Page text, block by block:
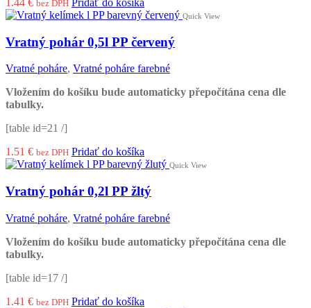
bez DPH
Quick View
Vratný pohár 0,5l PP červený
Vratné poháre, Vratné poháre farebné
Vložením do košíku bude automaticky přepočítána cena dle
tabulky.
[table id=21 /]
1.51 € bez DPH Pridať do košíka
Quick View
Vratný pohár 0,2l PP žltý
Vratné poháre, Vratné poháre farebné
Vložením do košíku bude automaticky přepočítána cena dle
tabulky.
[table id=17 /]
1.41 € bez DPH Pridať do košíka